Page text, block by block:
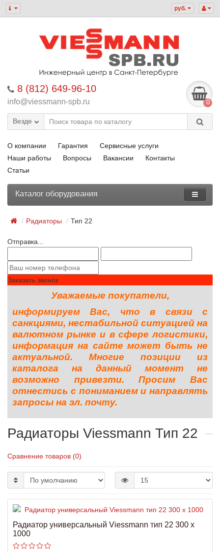
руб.
8 (812) 649-96-10
info@viessmann-spb.ru 0
Везде
О компании Гарантия
Сервисные услуги
Наши работы
Вопросы Вакансии
Контакты
Статьи
Каталог оборудования
Радиаторы Тип 22
Отправка...
Заказать звонок
Уважаемые покупатели,
информируем Вас, что в связи с
санкциями, нестабильной ситуацией на
валютном рынке и в сфере логистики,
информация на сайте может быть не
актуальной. Многие позиции из
каталога на данный момент не
возможно привезти. Просим Вас
отнестись с пониманием и направлять
запросы на эл. почту.
Радиаторы Viessmann Тип 22
Сравнение товаров (0)
Радиатор универсальный Viessmann тип 22 300 x
1000